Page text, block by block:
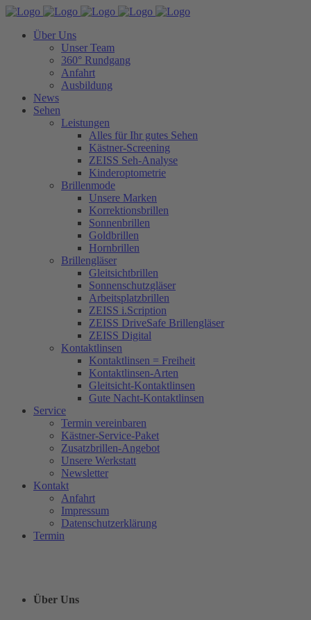
Über Uns
Unser Team
360° Rundgang
Anfahrt
Ausbildung
News
Sehen
Leistungen
Alles für Ihr gutes Sehen
Kästner-Screening
ZEISS Seh-Analyse
Kinderoptometrie
Brillenmode
Unsere Marken
Korrektionsbrillen
Sonnenbrillen
Goldbrillen
Hornbrillen
Brillengläser
Gleitsichtbrillen
Sonnenschutzgläser
Arbeitsplatzbrillen
ZEISS i.Scription
ZEISS DriveSafe Brillengläser
ZEISS Digital
Kontaktlinsen
Kontaktlinsen = Freiheit
Kontaktlinsen-Arten
Gleitsicht-Kontaktlinsen
Gute Nacht-Kontaktlinsen
Service
Termin vereinbaren
Kästner-Service-Paket
Zusatzbrillen-Angebot
Unsere Werkstatt
Newsletter
Kontakt
Anfahrt
Impressum
Datenschutzerklärung
Termin
Über Uns